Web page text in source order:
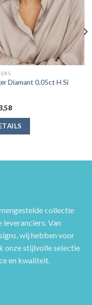
Diamant 0.05ct H Si
collectie
Van
wij hebben voor
onze stijlvolle selectie
en kwaliteit.